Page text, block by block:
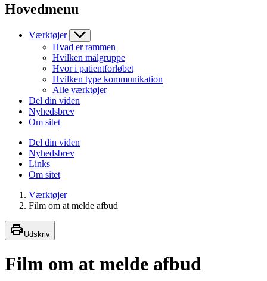
Hovedmenu
Værktøjer
Hvad er rammen
Hvilken målgruppe
Hvor i patientforløbet
Hvilken type kommunikation
Alle værktøjer
Del din viden
Nyhedsbrev
Om sitet
Del din viden
Nyhedsbrev
Links
Om sitet
Værktøjer
Film om at melde afbud
Udskriv
Film om at melde afbud